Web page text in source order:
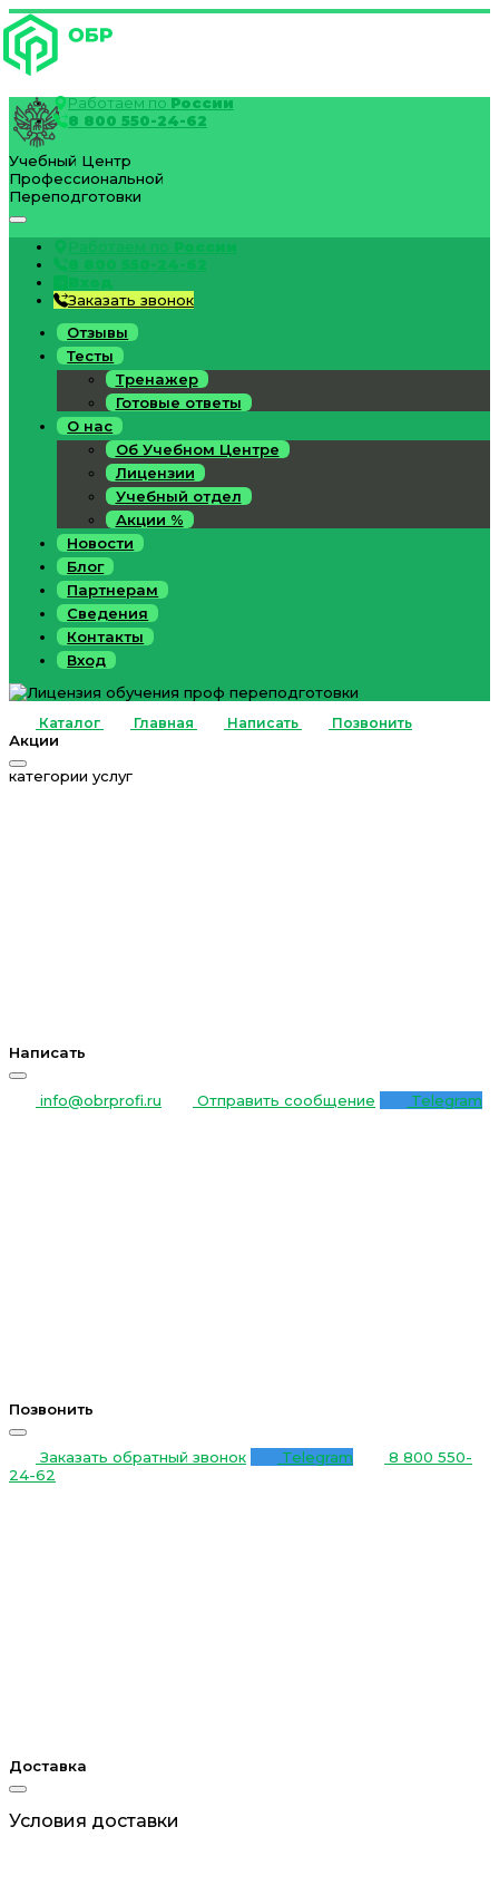
Работаем поРоссии
8 800 550-24-62
Учебный Центр
Профессиональной
Переподготовки
Работаем по России
8 800 550-24-62
Вход
Заказать звонок
Отзывы
Тесты
Тренажер
Готовые ответы
О нас
Об Учебном Центре
Лицензии
Учебный отдел
Акции %
Новости
Блог
Партнерам
Сведения
Контакты
Вход
Каталог Главная Написать Позвонить
Акции
категории услуг
Написать
info@obrprofi.ru Отправить сообщение Telegram
Позвонить
Заказать обратный звонок Telegram
8 800 550-
24-62
Доставка
Условия доставки